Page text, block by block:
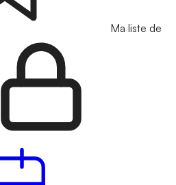
Ma liste de